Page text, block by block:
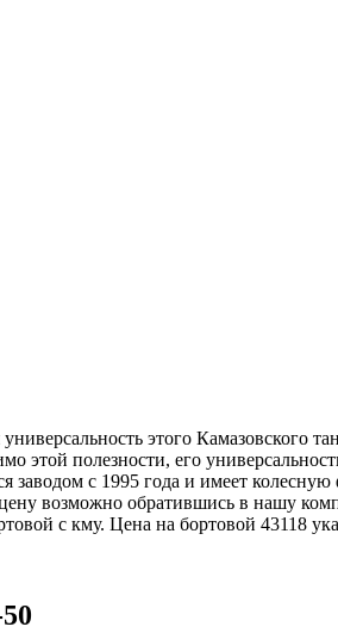
этого Камазовского
этой полезности, его
с 1995 года и имеет
возможно обратившись в нашу
с кму. Цена на бортовой 43118